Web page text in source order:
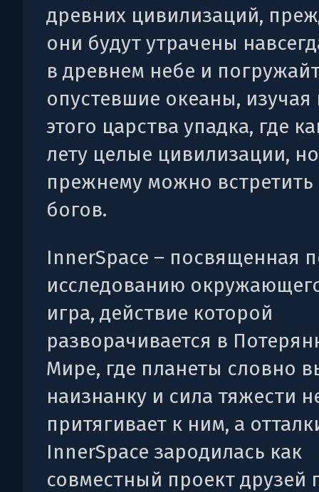
древних цивилизаций,
они будут утрачены
в древнем небе и
опустевшие океаны,
этого царства упадка, где
лету целые цивилизации,
прежнему можно
богов.
InnerSpace – посвященная
исследованию
игра, действие которой
разворачивается в
Мире, где планеты словно
наизнанку и сила тяжести
притягивает к ним, а
InnerSpace зародилась как
совместный проект друзей